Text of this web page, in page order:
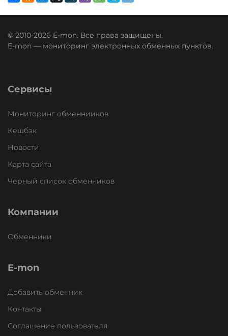
© 2010-2026 E-mon. Все права защищены.
E-mon — мониторинг электронных обменных пунктов.
Сервисы
Мониторинг обменнииков
Кешбэк
Новости
Карта сайта
Черный список обменников
Компании
Обменники
E-mon
Добавить обменник
Контакты
Соглашение пользователя